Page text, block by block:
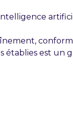
est un